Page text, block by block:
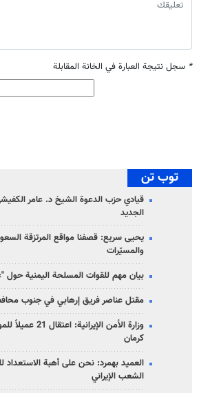
* سجل نتيجة العبارة في الخانة المقابلة
توب تن
قيادي حزب الدعوة الشيخ د. عامر
الجديد
يحيى سريع: قصفنا مواقع المرتزقة
والمسيّرات
بيان مهم للقوات المسلحة اليمنية
مقتل عناصر فريق إرهابي في جنوب
كرمان
العميد بهمرد: نحن على أهبة الاستعداد
الشعب الإيراني